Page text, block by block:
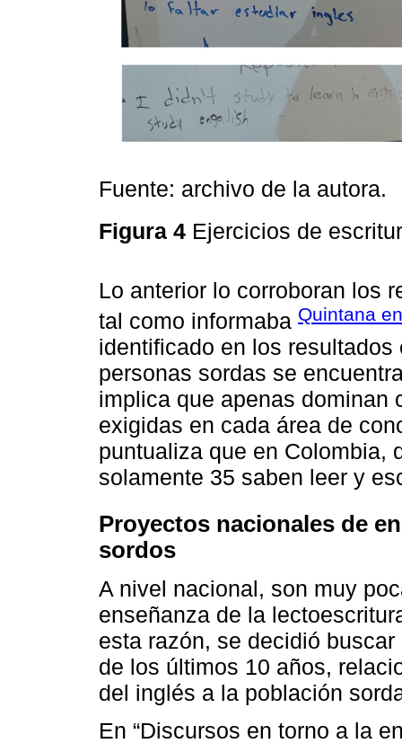
Fuente: archivo de la autora.
Figura 4 Ejercicios de
Lo anterior lo corroboran los
tal como informaba Quintana
identificado en los
personas sordas se
implica que apenas dominan
exigidas en cada área de
puntualiza que en Colombia,
solamente 35 saben leer y
Proyectos nacionales de
sordos
A nivel nacional, son muy
enseñanza de la
esta razón, se decidió
de los últimos 10 años,
del inglés a la población
En “Discursos en torno a la